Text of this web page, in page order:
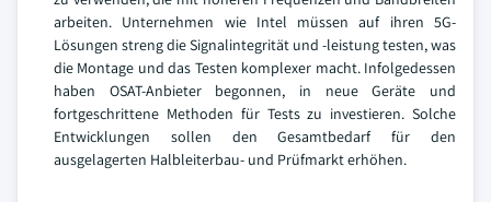
arbeiten. Unternehmen wie Intel müssen auf ihren 5G-
Lösungen streng die Signalintegrität und -leistung testen, was
die Montage und das Testen komplexer macht. Infolgedessen
haben OSAT-Anbieter begonnen, in neue Geräte und
fortgeschrittene Methoden für Tests zu investieren. Solche
Entwicklungen sollen den Gesamtbedarf für den
ausgelagerten Halbleiterbau- und Prüfmarkt erhöhen.